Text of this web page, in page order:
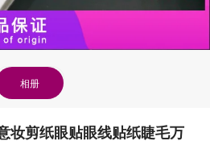
相册
妆剪纸眼贴眼线贴纸睫毛万